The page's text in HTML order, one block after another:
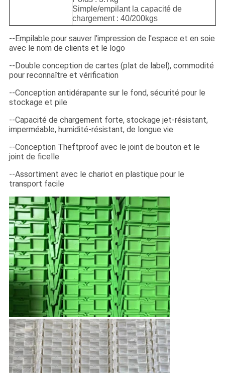
Simple/empilant la capacité de
chargement : 40/200kgs
--Empilable pour sauver l'impression de l'espace et en soie
avec le nom de clients et le logo
--Double conception de cartes (plat de label), commodité
pour reconnaître et vérification
--Conception antidérapante sur le fond, sécurité pour le
stockage et pile
--Capacité de chargement forte, stockage jet-résistant,
imperméable, humidité-résistant, de longue vie
--Conception Theftproof avec le joint de bouton et le
joint de ficelle
--Assortiment avec le chariot en plastique pour le
transport facile